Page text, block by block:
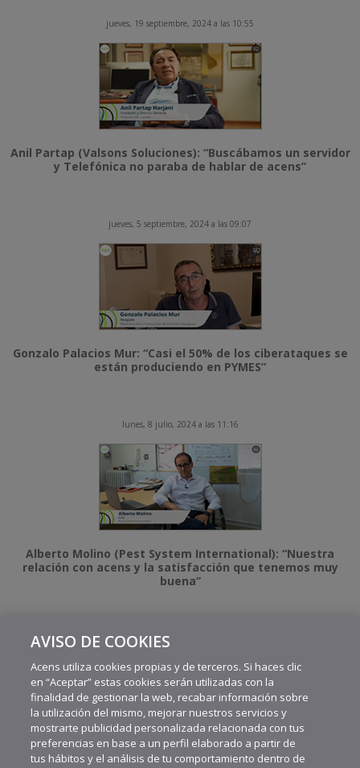
jueves, 19 septiembre, 2024 a las 10:55
Anil Partap (Valsons Soluciones): “Buscábamos un servidor
y Telefónica no paraba de hablar de acens”
jueves, 5 septiembre, 2024 a las 09:07
Gonzalo Palacios Mur: “Casi el 50% de los ciberataques se
están produciendo en PYMES”
lunes, 8 julio, 2024 a las 11:16
Alberto Molino (Pest System International): “Nuestra
relación con acens y la satisfacción que tenemos muy
buena”
MÁS VIDEOS RECIENTES
AVISO DE COOKIES
Acens utiliza cookies propias y de terceros. Si haces clic
en “Aceptar” estas cookies serán utilizadas con la
finalidad de gestionar la web, recabar información sobre
la utilización del mismo, mejorar nuestros servicios y
mostrarte publicidad personalizada relacionada con tus
preferencias en base a un perfil elaborado a partir de
tus hábitos y el análisis de tu comportamiento dentro de